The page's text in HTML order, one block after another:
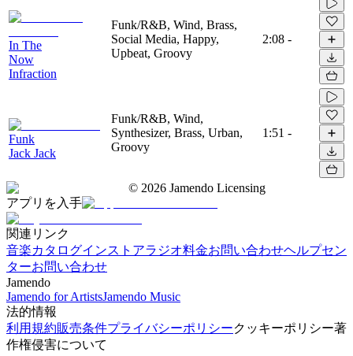
In The
Now
Infraction
Funk/R&B, Wind, Brass,
Social Media, Happy,
Upbeat, Groovy
2:08 -
Funk
Jack Jack
Funk/R&B, Wind,
Synthesizer, Brass, Urban,
Groovy
1:51 -
© 2026 Jamendo Licensing
アプリを入手
関連リンク
音楽カタログインストアラジオ料金お問い合わせヘルプセン
ターお問い合わせ
Jamendo
Jamendo for ArtistsJamendo Music
法的情報
利用規約販売条件プライバシーポリシークッキーポリシー著
作権侵害について